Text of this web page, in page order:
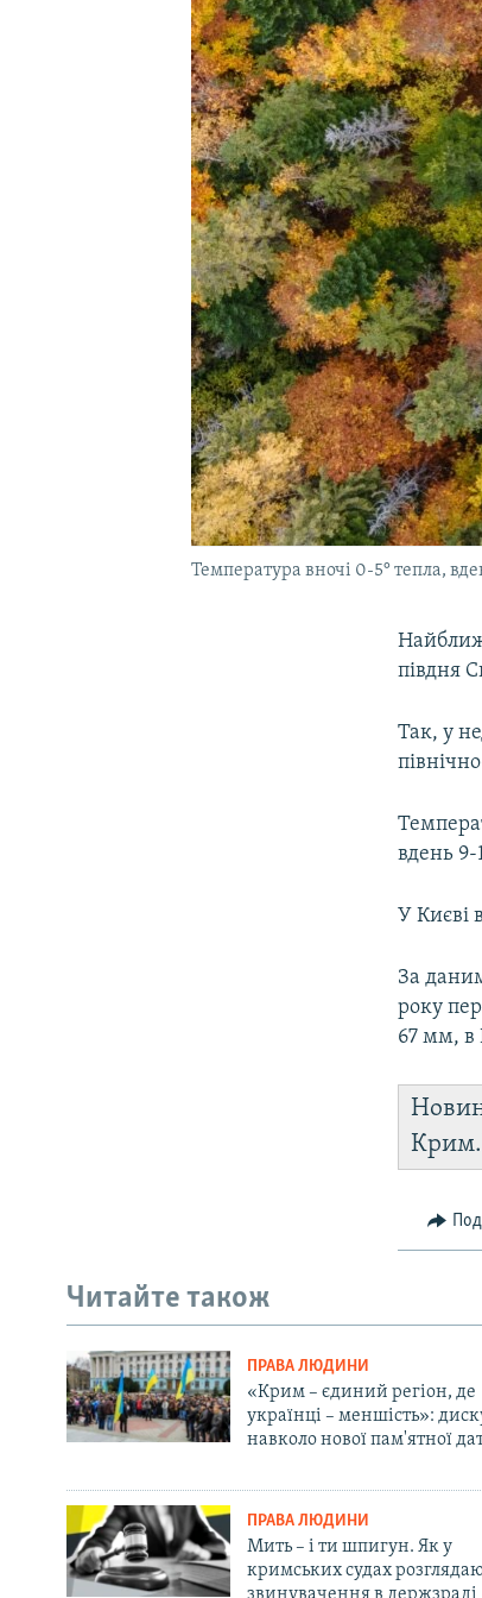
УКРАЇНСЬКА ПРОБЛЕМА КРИМУ
Температура вночі 0-5° тепла,
півдня
Так, у
вдень 9-
У Києві
За
року
67 мм, в
Читайте також
ПРАВА ЛЮДИНИ
«Крим – єдиний регіон, де
українці – меншість»:
навколо нової пам'ятної
ПРАВА ЛЮДИНИ
Мить – і ти шпигун. Як у
кримських судах
звинувачення в держзраді